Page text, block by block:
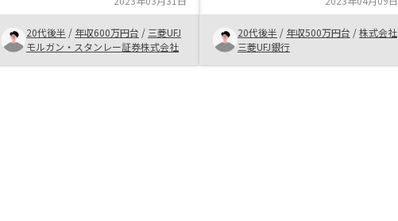
かなかうまく行っておりませんでし
たので、このようなタイミングで提
案していただけたことはありがたか
ったです。今後も売却の相談や市況
20代後半 / 年収600万円台 / 三菱UFJ
モルガン・スタンレー証券株式会社
った。リスクについては複数あるが
割とカバーできる内容が多く購入に
至った。
20代後半 / 年収500万円台 /株式会社
三菱UFJ銀行